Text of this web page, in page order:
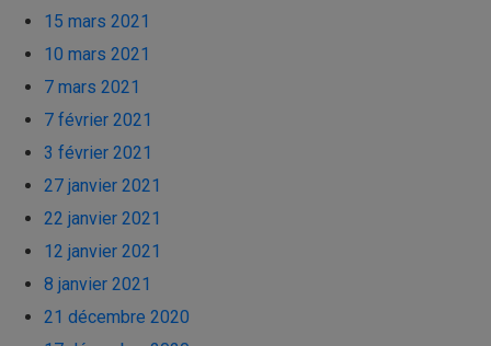
15 mars 2021
10 mars 2021
7 mars 2021
7 février 2021
3 février 2021
27 janvier 2021
22 janvier 2021
12 janvier 2021
8 janvier 2021
21 décembre 2020